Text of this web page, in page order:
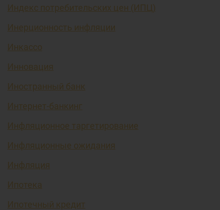
Индекс потребительских цен (ИПЦ)
Инерционность инфляции
Инкассо
Инновация
Иностранный банк
Интернет-банкинг
Инфляционное таргетирование
Инфляционные ожидания
Инфляция
Ипотека
Ипотечный кредит